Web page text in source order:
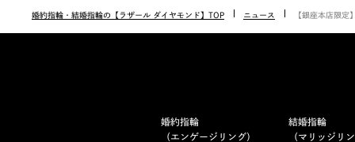
婚約指輪・結婚指輪の【ラザール ダイヤモンド】TOP ニュース 【銀座本店限
婚約指輪
（エンゲージリング）
結婚指輪
（マリッジリ